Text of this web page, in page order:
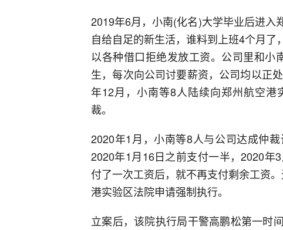
2019年6月，小南(化名)大学毕业后进入
自给自足的新生活，谁料到上班4个月
以各种借口拒绝发放工资。公司里和小
生，每次向公司讨要薪资，公司均以正
年12月，小南等8人陆续向郑州航空
裁。
2020年1月，小南等8人与公司达成仲
2020年1月16日之前支付一半，2020年
付了一次工资后，就不再支付剩余工资
港实验区法院申请强制执行。
立案后，该院执行局干警高鹏松第一时